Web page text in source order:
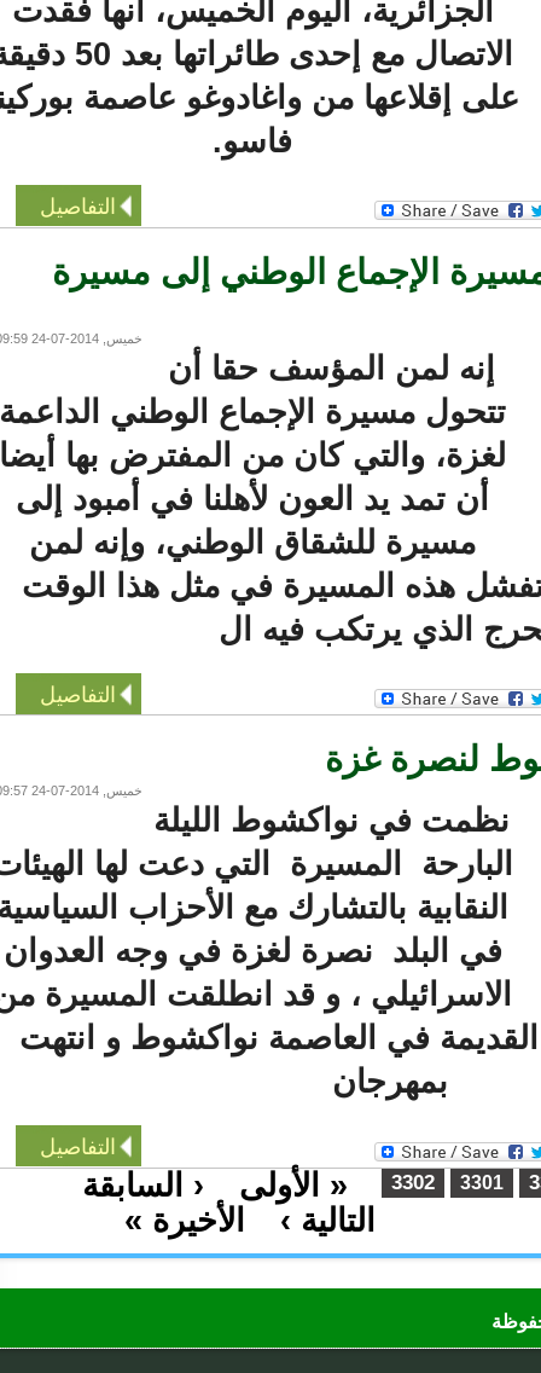
الجزائرية، اليوم الخميس، أنها فقدت
الاتصال مع إحدى طائراتها بعد 50 دقيقة
إقلاعها من واغادوغو عاصمة بوركينا
فاسو.
التفاصيل
الإجماع الوطني إلى مسيرة
خميس, 2014-07-24 09:59
إنه لمن المؤسف حقا أن
تتحول مسيرة الإجماع الوطني الداعمة
لغزة، والتي كان من المفترض بها أيضا
أن تمد يد العون لأهلنا في أمبود إلى
مسيرة للشقاق الوطني، وإنه لمن
هذه المسيرة في مثل هذا الوقت
الذي يرتكب فيه ال
التفاصيل
لنصرة غزة
خميس, 2014-07-24 09:57
نظمت في نواكشوط الليلة
البارحة المسيرة التي دعت لها الهيئات
النقابية بالتشارك مع الأحزاب السياسية
في البلد نصرة لغزة في وجه العدوان
الاسرائيلي ، و قد انطلقت المسيرة من
في العاصمة نواكشوط و انتهت
بمهرجان
التفاصيل
« الأولى ‹ السابقة 3301
3302
التالية › الأخيرة »